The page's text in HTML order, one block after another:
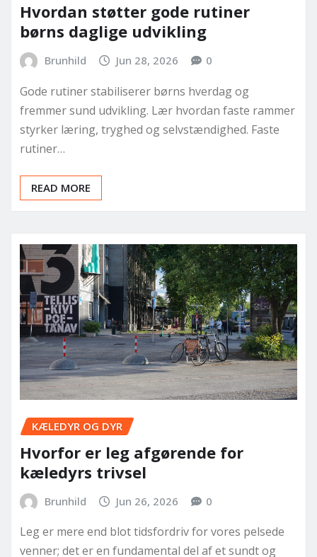
Hvordan støtter gode rutiner
børns daglige udvikling
Brunhild Jun 28, 2026 0
Gode rutiner stabiliserer børns hverdag og
fremmer sund udvikling. Lær hvordan faste rammer
styrker læring, tryghed og selvstændighed. Faste
rutiner…
READ MORE
KÆLEDYR OG DYR
Hvorfor er leg afgørende for
kæledyrs trivsel
Brunhild Jun 26, 2026 0
Leg er mere end blot tidsfordriv for vores pelsede
venner; det er en fundamental del af et sundt og